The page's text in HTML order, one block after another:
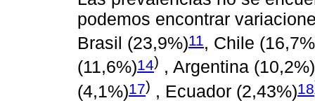
podemos encontrar
Brasil (23,9%)11, Chile
(11,6%)14) , Argentina (10,2%)
(4,1%)17) , Ecuador (2,43%)18